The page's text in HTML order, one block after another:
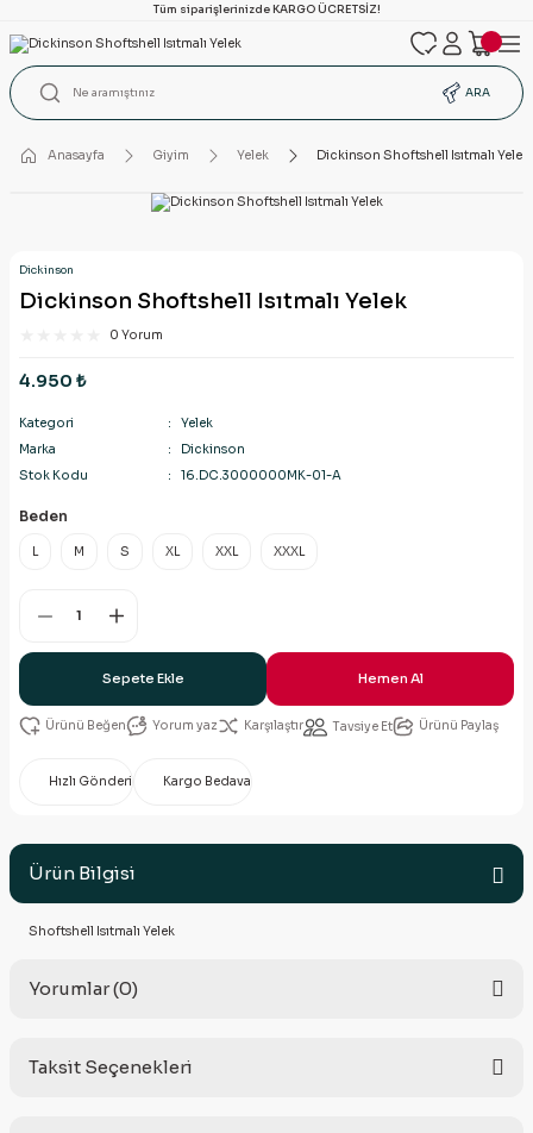
Tüm siparişlerinizde KARGO ÜCRETSİZ!
ARA
Anasayfa Giyim Yelek Dickinson Shoftshell Isıtmalı Yelek
Dickinson
Dickinson Shoftshell Isıtmalı Yelek
0 Yorum
4.950 ₺
Kategori
Yelek
Marka
Dickinson
Stok Kodu
16.DC.3000000MK-01-A
Beden
L M S XL XXL XXXL
Sepete Ekle Hemen Al
Yorum yaz Karşılaştır Tavsiye Et Ürünü Paylaş
Hızlı Gönderi Kargo Bedava
Ürün Bilgisi
Shoftshell Isıtmalı Yelek
Yorumlar (0)
Taksit Seçenekleri